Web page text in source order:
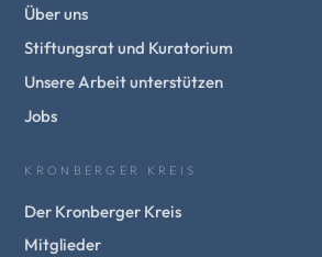
Über uns
Stiftungsrat und Kuratorium
Unsere Arbeit unterstützen
Jobs
KRONBERGER KREIS
Der Kronberger Kreis
Mitglieder